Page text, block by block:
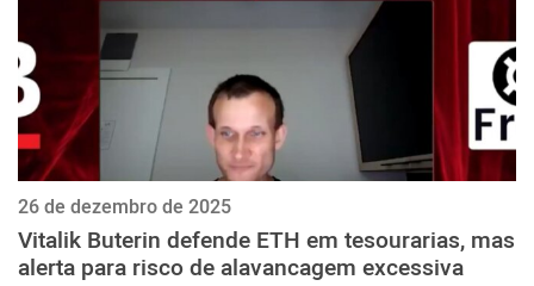
26 de dezembro de 2025
Vitalik Buterin defende ETH em tesourarias, mas
alerta para risco de alavancagem excessiva